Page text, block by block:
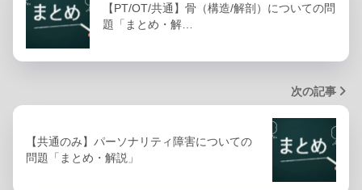
【PT/OT/共通】骨（構造/解剖）についての問
題「まとめ・解…
次の記事
【共通のみ】パーソナリティ障害についての
問題「まとめ・解説」